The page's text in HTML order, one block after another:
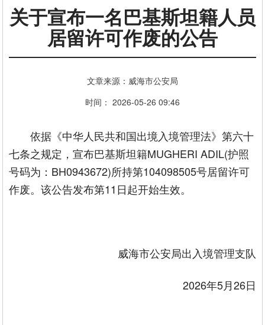
关于宣布一名巴基斯坦籍人员
居留许可作废的公告
文章来源：威海市公安局
时间： 2026-05-26 09:46
依据《中华人民共和国出境入境管理法》第六十
七条之规定，宣布巴基斯坦籍MUGHERI ADIL(护照
号码为：BH0943672)所持第104098505号居留许可
作废。该公告发布第11日起开始生效。
威海市公安局出入境管理支队
2026年5月26日